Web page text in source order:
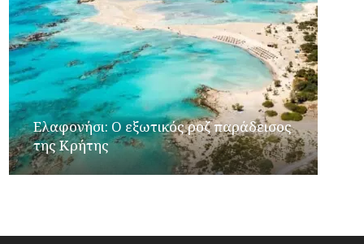
Ελαφονήσι: Ο εξωτικός ροζ παράδεισος
της Κρήτης